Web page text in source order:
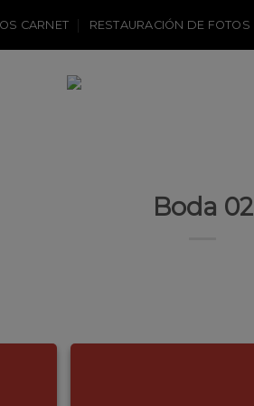
CARNET RESTAURACIÓN DE FOTOS
Boda 02